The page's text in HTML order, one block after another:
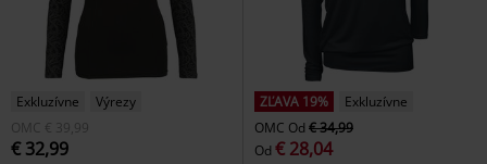
Exkluzívne
Výrezy
OMC € 39,99
€ 32,99
ZĽAVA 19%
Exkluzívne
OMC Od € 34,99
Od € 28,04